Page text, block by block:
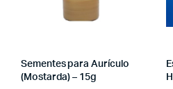
Sementes para Aurículo
(Mostarda) – 15g